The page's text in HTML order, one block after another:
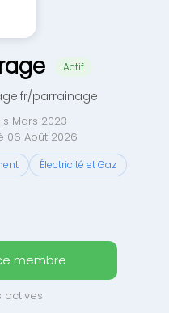
Actif
parrainage
Mars 2023
06 Août 2026
Électricité et Gaz
membre
actives